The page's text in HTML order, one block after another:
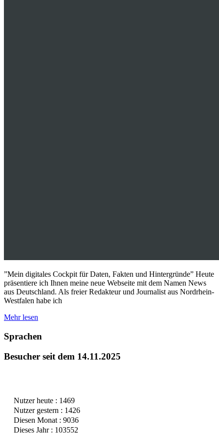
”Mein digitales Cockpit für Daten, Fakten und Hintergründe” ​Heute
präsentiere ich Ihnen meine neue Webseite mit dem Namen News
aus Deutschland. Als freier Redakteur und Journalist aus Nordrhein-
Westfalen habe ich
Mehr lesen
Sprachen
Besucher seit dem 14.11.2025
Nutzer heute : 1469
Nutzer gestern : 1426
Diesen Monat : 9036
Dieses Jahr : 103552